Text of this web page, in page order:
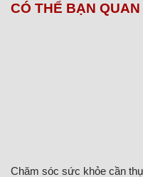
CÓ THỂ BẠN QUAN
Chăm sóc sức khỏe cần